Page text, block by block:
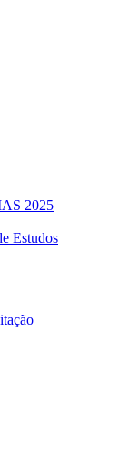
2025
Estudos